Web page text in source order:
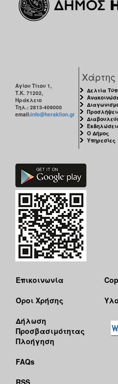
Αγίου Τίτου 1,
Τ.Κ. 71202,
Ηράκλειο
Τηλ.: 2813-409000
email:info@heraklion.gr
Χάρτης
Δελτία
Ο Δήμος
Υπηρεσίες
Επικοινωνία
Όροι Χρήσης
Δήλωση
Προσβασιμότητας
Πλοήγηση
FAQs
RSS